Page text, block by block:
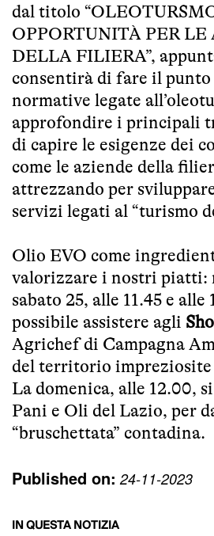
dal titolo
OPPORTUNITÀ PER LE
DELLA FILIERA”,
consentirà di fare il
normative legate
approfondire i principali
di capire le esigenze dei
come le aziende della
attrezzando per
servizi legati al “turismo
Olio EVO come
valorizzare i nostri piatti:
sabato 25, alle 11.45 e alle
possibile assistere agli
Agrichef di Campagna
del territorio impreziosite
La domenica, alle 12.00,
Pani e Oli del Lazio, per
“bruschettata” contadina.
Published on: 24-11-2023
IN QUESTA NOTIZIA